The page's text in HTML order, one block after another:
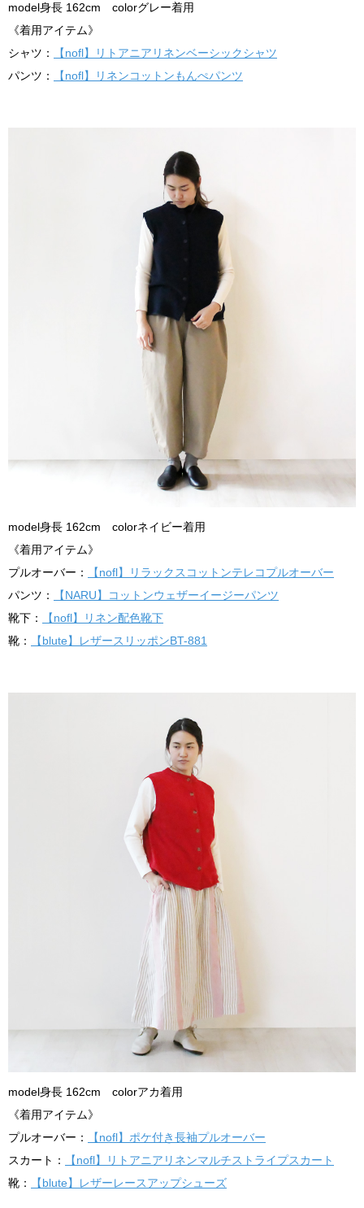
model身長 162cm colorグレー着用
《着用アイテム》
シャツ：
【nofl】リトアニアリネンベーシックシャツ
パンツ：
【nofl】リネンコットンもんぺパンツ
model身長 162cm colorネイビー着用
《着用アイテム》
プルオーバー：
【nofl】リラックスコットンテレコプルオーバー
パンツ：
【NARU】コットンウェザーイージーパンツ
靴下：
【nofl】リネン配色靴下
靴：
【blute】レザースリッポンBT-881
model身長 162cm colorアカ着用
《着用アイテム》
プルオーバー：
【nofl】ポケ付き長袖プルオーバー
スカート：
【nofl】リトアニアリネンマルチストライプスカート
靴：
【blute】レザーレースアップシューズ